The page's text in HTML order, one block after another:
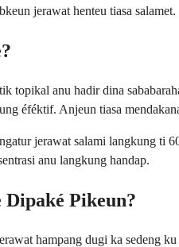
jerawat henteu tiasa salamet.
topikal anu hadir dina
éféktif. Anjeun tiasa
jerawat salami langkung ti
anu langkung handap.
Dipaké Pikeun?
hampang dugi ka sedeng